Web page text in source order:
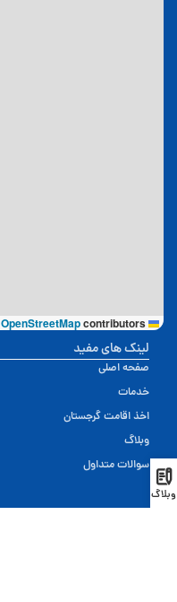
Leaflet
OpenStreetMapcontributors
لینک های مفید
صفحه اصلی
خدمات
اخذ اقامت گرجستان
وبلاگ
سوالات متداول
وبلاگ